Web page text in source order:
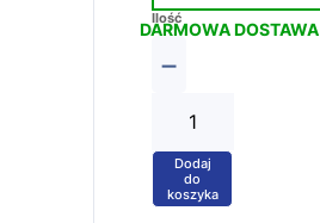
DARMOWA DOSTAWA
Ilość
−
+
Dodaj
do
koszyka